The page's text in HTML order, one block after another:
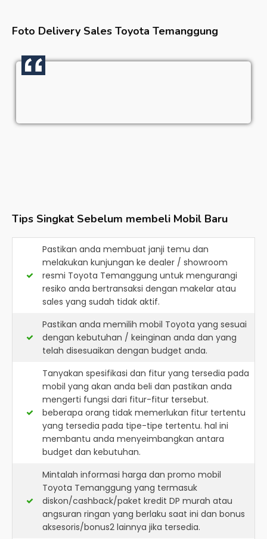
Foto Delivery Sales Toyota Temanggung
Tips Singkat Sebelum membeli Mobil Baru
Pastikan anda membuat janji temu dan
melakukan kunjungan ke dealer / showroom
resmi Toyota Temanggung untuk mengurangi
resiko anda bertransaksi dengan makelar atau
sales yang sudah tidak aktif.
Pastikan anda memilih mobil Toyota yang sesuai
dengan kebutuhan / keinginan anda dan yang
telah disesuaikan dengan budget anda.
Tanyakan spesifikasi dan fitur yang tersedia pada
mobil yang akan anda beli dan pastikan anda
mengerti fungsi dari fitur-fitur tersebut.
beberapa orang tidak memerlukan fitur tertentu
yang tersedia pada tipe-tipe tertentu. hal ini
membantu anda menyeimbangkan antara
budget dan kebutuhan.
Mintalah informasi harga dan promo mobil
Toyota Temanggung yang termasuk
diskon/cashback/paket kredit DP murah atau
angsuran ringan yang berlaku saat ini dan bonus
aksesoris/bonus2 lainnya jika tersedia.